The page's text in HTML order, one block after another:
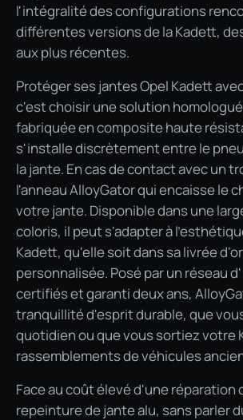
l'intégralité des configurations
différentes versions de la Kadett,
aux plus récentes.
Protéger ses jantes Opel Kadett
c'est choisir une solution
fabriquée en composite haute
s'installe discrètement entre le
la jante. En cas de contact avec un
l'anneau AlloyGator qui encaisse le
votre jante. Disponible dans une
coloris, il peut s'adapter à
Kadett, qu'elle soit dans sa livrée
personnalisée. Posé par un réseau
certifiés et garanti deux ans,
tranquillité d'esprit durable, que
quotidien ou que vous sortiez votre
rassemblements de véhicules
Face au coût élevé d'une réparation
repeinture de jante alu, sans parler